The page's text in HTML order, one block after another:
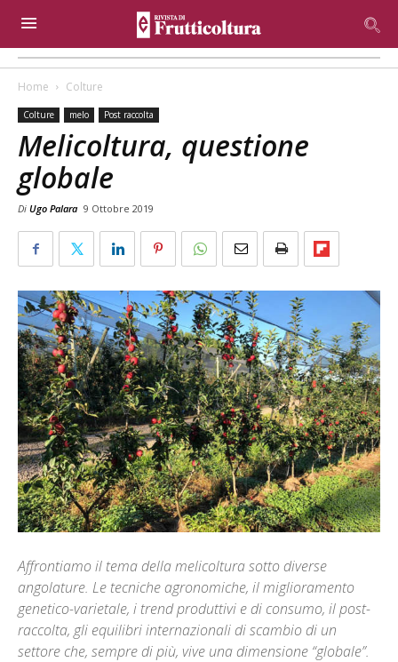
Home Colture
Colture melo Post raccolta
Melicoltura, questione
globale
Di Ugo Palara 9 Ottobre 2019
Affrontiamo il tema della melicoltura sotto diverse
angolature. Le tecniche agronomiche, il miglioramento
genetico-varietale, i trend produttivi e di consumo, il post-
raccolta, gli equilibri internazionali di scambio di un
settore che, sempre di più, vive una dimensione “globale”.